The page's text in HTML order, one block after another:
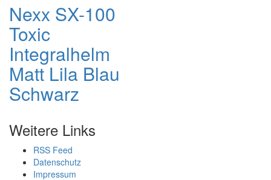
Nexx SX-100
Toxic
Integralhelm
Matt Lila Blau
Schwarz
Weitere Links
RSS Feed
Datenschutz
Impressum